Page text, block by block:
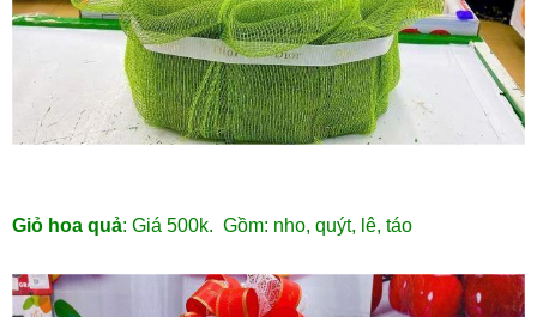
Giỏ hoa quả: Giá 500k. Gồm: nho, quýt, lê, táo